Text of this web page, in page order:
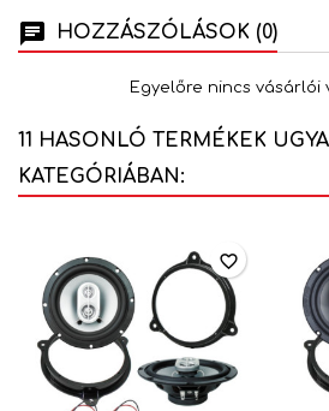
HOZZÁSZÓLÁSOK (0)
Egyelőre nincs vásárlói
11 HASONLÓ TERMÉKEK
KATEGÓRIÁBAN:
favorite_border